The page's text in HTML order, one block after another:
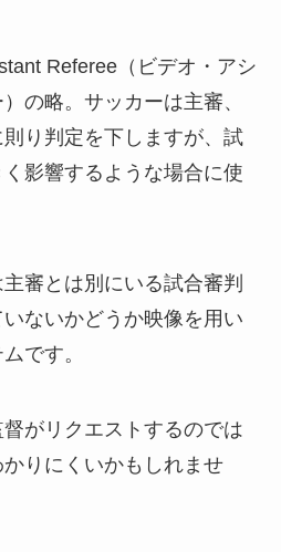
Referee（ビデオ・アシ
の略。 サッカーは主審、
り判定を下しますが、 試
影響するような場合に使
審とは別にいる試合審判
ないかどうか映像を用い
です。
がリクエストするのでは
りにくいかもしれませ